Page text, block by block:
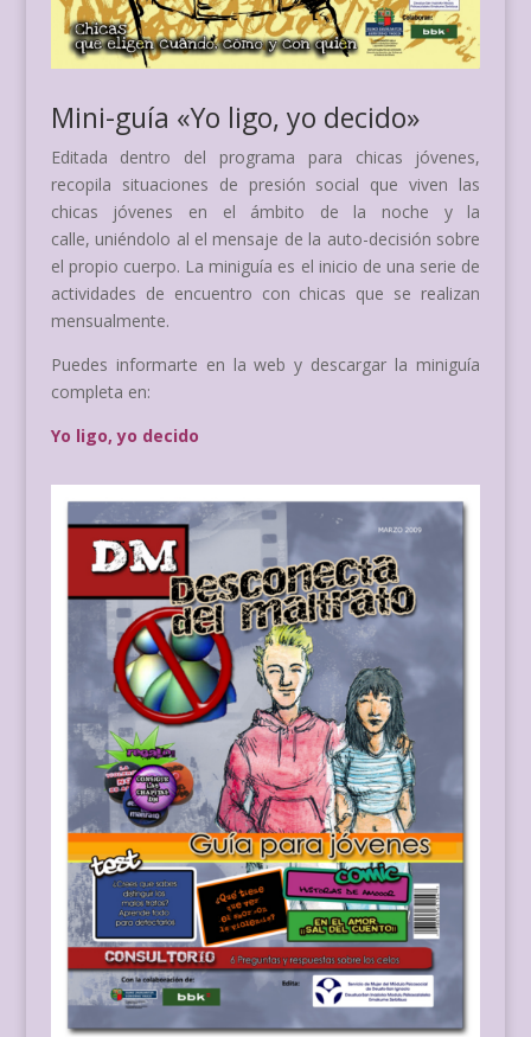
Mini-guía «Yo ligo, yo decido»
Editada dentro del programa para chicas jóvenes,
recopila situaciones de presión social que viven las
chicas jóvenes en el ámbito de la noche y la
calle, uniéndolo al el mensaje de la auto-decisión sobre
el propio cuerpo. La miniguía es el inicio de una serie de
actividades de encuentro con chicas que se realizan
mensualmente.
Puedes informarte en la web y descargar la miniguía
completa en:
Yo ligo, yo decido